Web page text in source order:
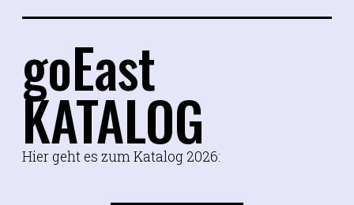
goEast
KATALOG
Hier geht es zum Katalog 2026: